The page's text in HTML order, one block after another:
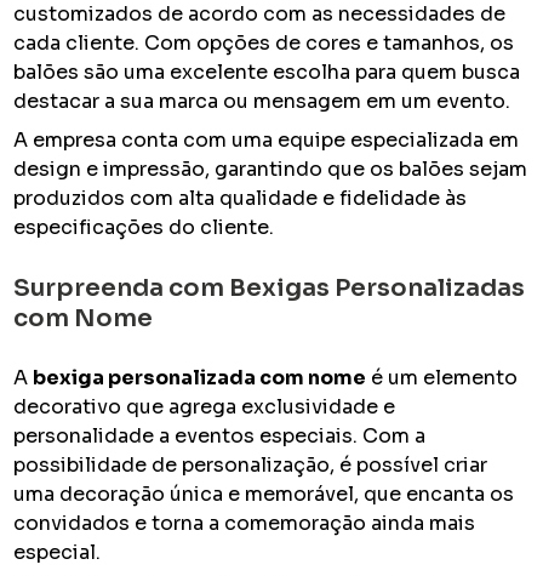
customizados de acordo com as necessidades de
cada cliente. Com opções de cores e tamanhos, os
balões são uma excelente escolha para quem busca
destacar a sua marca ou mensagem em um evento.
A empresa conta com uma equipe especializada em
design e impressão, garantindo que os balões sejam
produzidos com alta qualidade e fidelidade às
especificações do cliente.
Surpreenda com Bexigas Personalizadas
com Nome
A bexiga personalizada com nome é um elemento
decorativo que agrega exclusividade e
personalidade a eventos especiais. Com a
possibilidade de personalização, é possível criar
uma decoração única e memorável, que encanta os
convidados e torna a comemoração ainda mais
especial.